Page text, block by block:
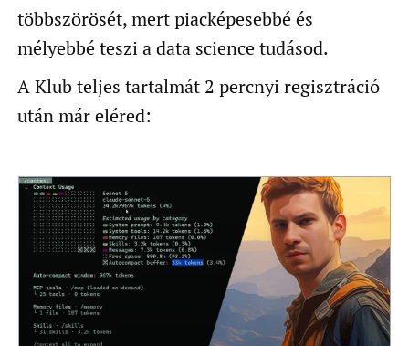
többszörösét, mert piacképesebbé és
mélyebbé teszi a data science tudásod.
A Klub teljes tartalmát 2 percnyi regisztráció
után már eléred: